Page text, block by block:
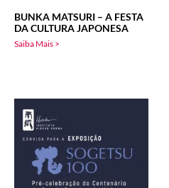
BUNKA MATSURI – A FESTA
DA CULTURA JAPONESA
Saiba Mais >